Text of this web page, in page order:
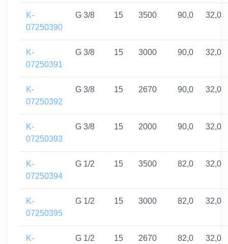
K-
07250390
G 3/8 15 3500 90,0 32,0
K-
07250391
G 3/8 15 3000 90,0 32,0
K-
07250392
G 3/8 15 2670 90,0 32,0
K-
07250393
G 3/8 15 2000 90,0 32,0
K-
07250394
G 1/2 15 3500 82,0 32,0
K-
07250395
G 1/2 15 3000 82,0 32,0
K-
G 1/2 15 2670 82,0 32,0